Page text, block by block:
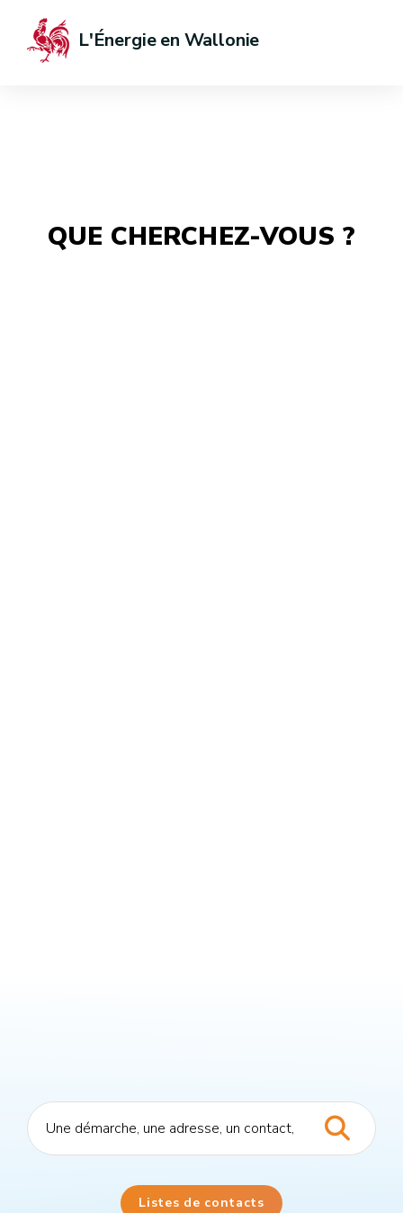
L'Énergie en Wallonie
QUE CHERCHEZ-VOUS ?
Listes de contacts